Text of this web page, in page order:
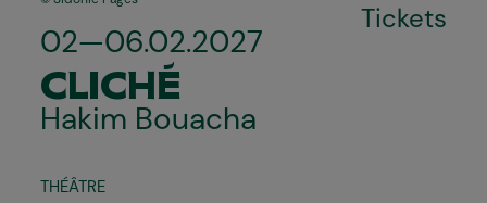
02—06.02.2027
Tickets
CLICHÉ
Hakim Bouacha
THÉÂTRE